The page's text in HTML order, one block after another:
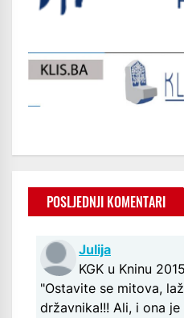
POSLJEDNJI KOMENTARI
Julija
KGK u Kninu
"Ostavite se mitova,
državnika!!! Ali, i ona